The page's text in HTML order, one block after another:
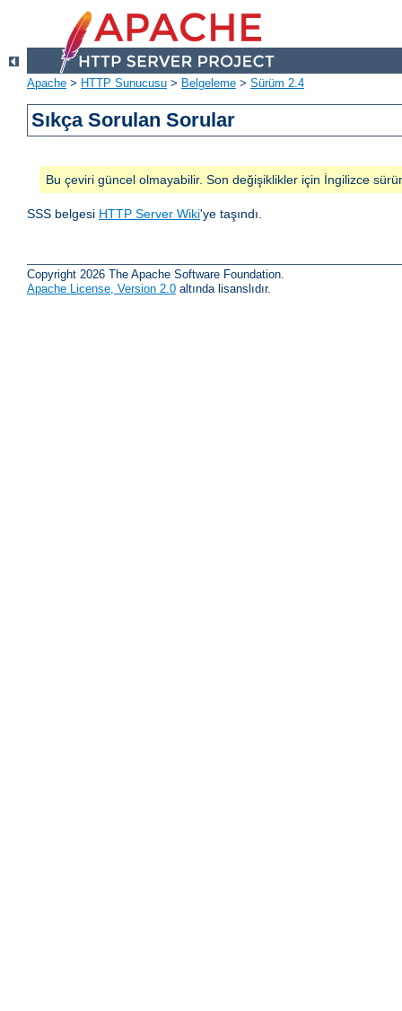
Apache > HTTP Sunucusu > Belgeleme > Sürüm 2.4
Sıkça Sorulan Sorular
Bu çeviri güncel olmayabilir. Son değişiklikler için İngilizce
SSS belgesi HTTP Server Wiki'ye taşındı.
Copyright 2026 The Apache Software Foundation.
Apache License, Version 2.0 altında lisanslıdır.